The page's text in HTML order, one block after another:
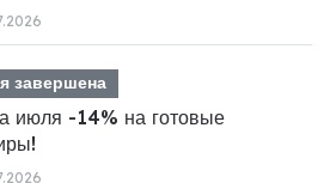
завершена
июля -14% на готовые